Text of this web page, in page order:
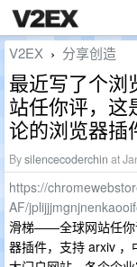
V2EX › 分享创造
最近写了个
站任你评，这
论的浏览器插
Bysilencecoderchin at
https://
AF/
滑梯——全球网站任你
器插件，支持 arxiv ，